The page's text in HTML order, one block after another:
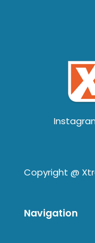
Copyright @
Navigation